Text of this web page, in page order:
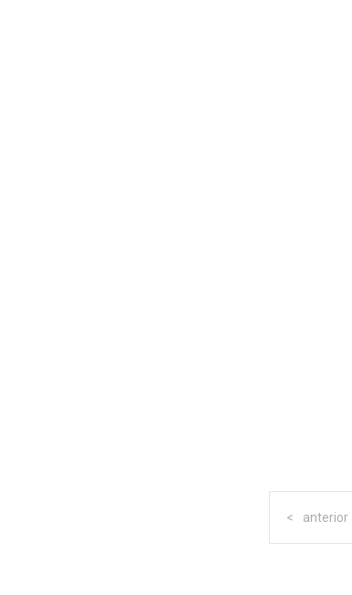
anterior